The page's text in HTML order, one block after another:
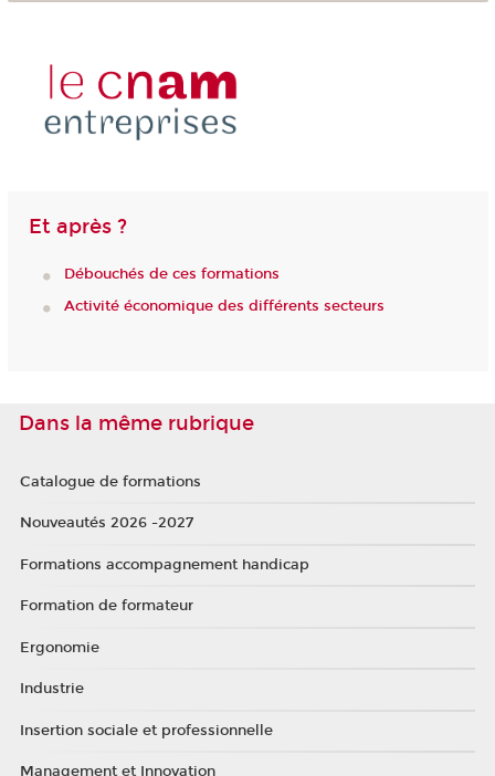
Et après ?
Débouchés de ces formations
Activité économique des différents secteurs
Dans la même rubrique
Catalogue de formations
Nouveautés 2026 -2027
Formations accompagnement handicap
Formation de formateur
Ergonomie
Industrie
Insertion sociale et professionnelle
Management et Innovation